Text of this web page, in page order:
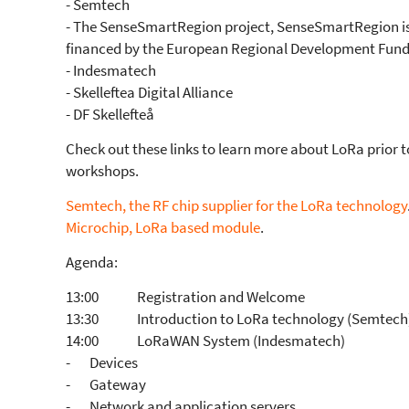
- Semtech
- The SenseSmartRegion project, SenseSmartRegion
financed by the European Regional Development
- Indesmatech
- Skelleftea Digital Alliance
- DF Skellefteå
Check out these links to learn more about LoRa prior
workshops.
Semtech, the RF chip supplier for the LoRa technology.
Microchip, LoRa based module.
Agenda:
13:00 Registration and Welcome
13:30 Introduction to LoRa technology
14:00 LoRaWAN System (Indesmatech)
- Devices
- Gateway